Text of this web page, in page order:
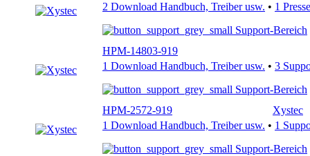
2 Download Handbuch, Treiber usw. • 1
Support-Bereich
HPM-14803-919
1 Download Handbuch, Treiber usw. • 3
Support-Bereich
HPM-2572-919
Xystec
1 Download Handbuch, Treiber usw. • 1
Support-Bereich